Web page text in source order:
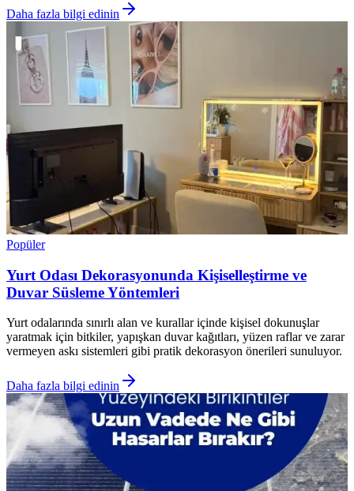
Daha fazla bilgi edinin
Popüler
Yurt Odası Dekorasyonunda Kişiselleştirme ve
Duvar Süsleme Yöntemleri
Yurt odalarında sınırlı alan ve kurallar içinde kişisel dokunuşlar
yaratmak için bitkiler, yapışkan duvar kağıtları, yüzen raflar ve zarar
vermeyen askı sistemleri gibi pratik dekorasyon önerileri sunuluyor.
Daha fazla bilgi edinin